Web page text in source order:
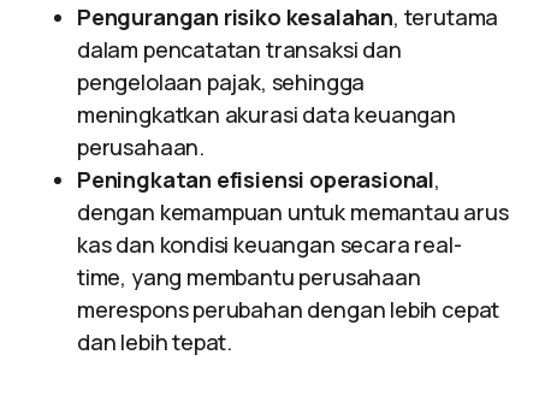
Pengurangan risiko kesalahan, terutama
dalam pencatatan transaksi dan
pengelolaan pajak, sehingga
meningkatkan akurasi data keuangan
perusahaan.
Peningkatan efisiensi operasional,
dengan kemampuan untuk memantau arus
kas dan kondisi keuangan secara real-
time, yang membantu perusahaan
merespons perubahan dengan lebih cepat
dan lebih tepat.